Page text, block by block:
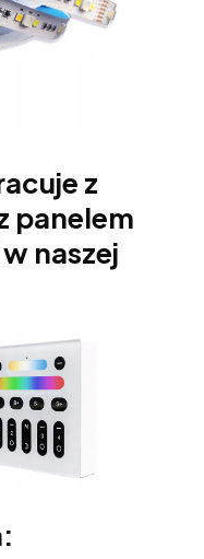
z
panelem
naszej